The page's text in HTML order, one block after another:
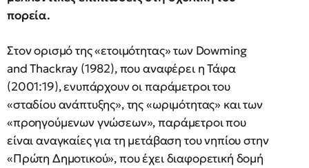
πορεία.
Στον ορισμό της «ετοιμότητας» των Dowming
and Thackray (1982), που αναφέρει η Τάφα
(2001:19), ενυπάρχουν οι παράμετροι του
«σταδίου ανάπτυξης», της «ωριμότητας» και των
«προηγούμενων γνώσεων», παράμετροι που
είναι αναγκαίες για τη μετάβαση του νηπίου στην
«Πρώτη Δημοτικού», που έχει διαφορετική δομή